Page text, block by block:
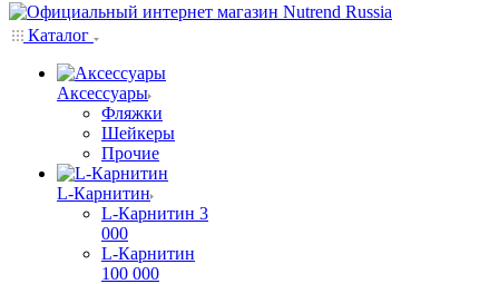
Каталог
Аксессуары
Фляжки
Шейкеры
Прочие
L-Карнитин
L-Карнитин 3
000
L-Карнитин
100 000